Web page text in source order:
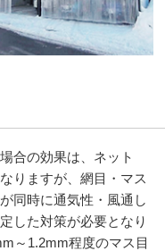
合の効果は、ネット
りますが、網目・マス
同時に通気性・風通し
した対策が必要となり
～1.2mm程度のマス目